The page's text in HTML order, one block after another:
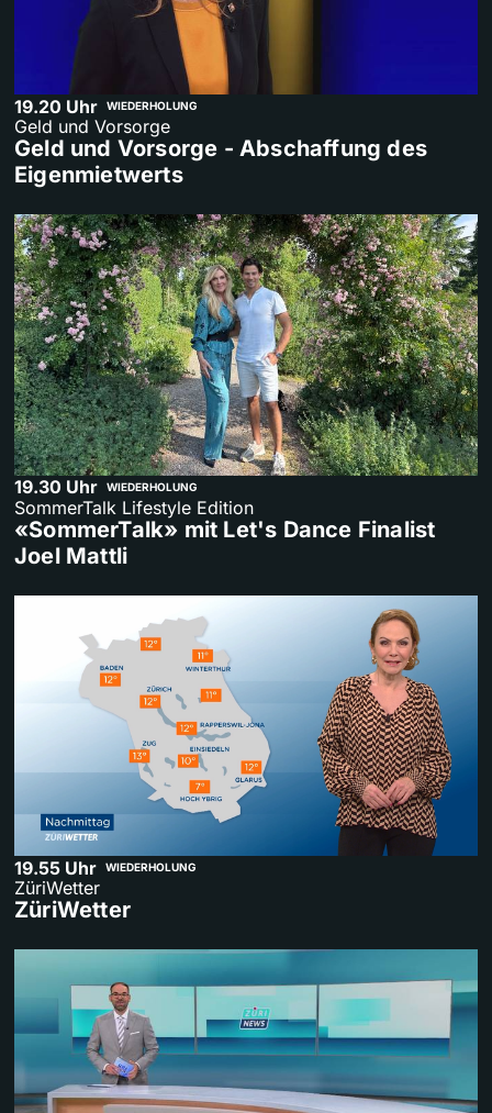
19.20 Uhr WIEDERHOLUNG
Geld und Vorsorge
Geld und Vorsorge - Abschaffung des
Eigenmietwerts
19.30 Uhr WIEDERHOLUNG
SommerTalk Lifestyle Edition
«SommerTalk» mit Let's Dance Finalist
Joel Mattli
19.55 Uhr WIEDERHOLUNG
ZüriWetter
ZüriWetter